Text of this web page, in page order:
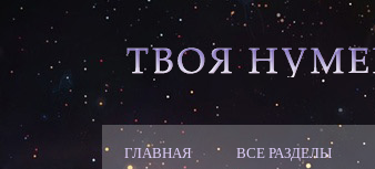
ГЛАВНАЯ ВСЕ РАЗДЕЛЫ